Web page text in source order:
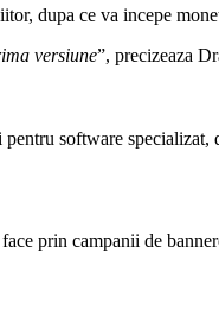
dupa ce va incepe
versiune”, precizeaza
software specializat,
prin campanii de